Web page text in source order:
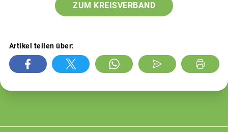
ZUM KREISVERBAND
Artikel teilen über: